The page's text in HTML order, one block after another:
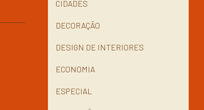
CIDADES
DECORAÇÃO
DESIGN DE INTERIORES
ECONOMIA
ESPECIAL